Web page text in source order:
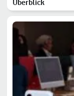
Überblick